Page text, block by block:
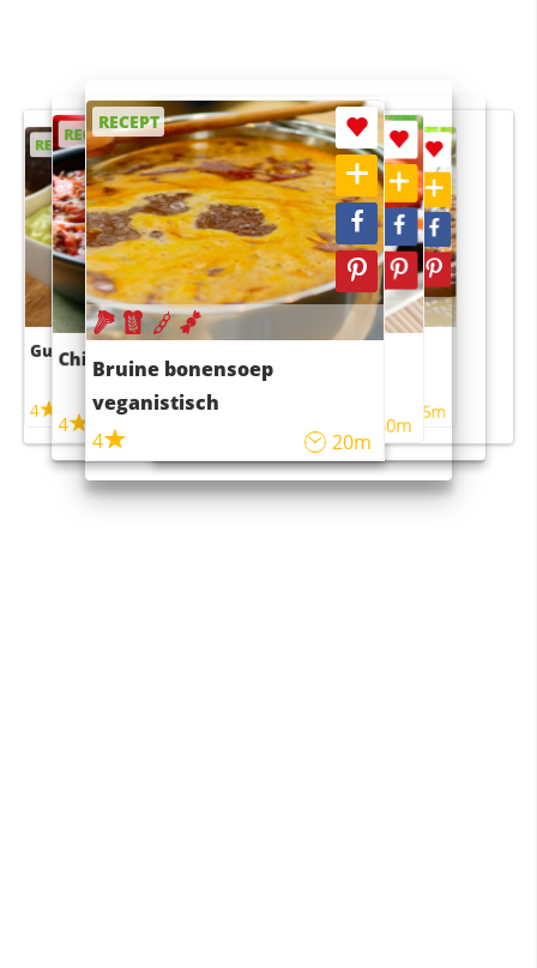
RECEPT
Guacamole
4
RECEPT
Chili con carne
4 45m
RECEPT
Bruine bonensoep
veganistisch
4
20m
RECEPT
Sushi rijstsalade
maaltijdsalade
40m
RECEPT
4 55m